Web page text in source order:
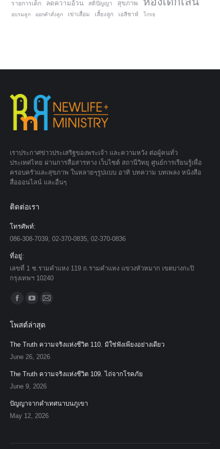
รายการเด็ก ลดความอ้วน สติปัญญา สุขภาพ
อบรมลูก ออกคำสั่งลูก เข่าเสื่อม เลี้ยงลูก เอลีชาห์ โกรธ
เราประกาศข่าวประเสริฐของพระเจ้า และความหวัง ต่อผู้คนทั่ว
ประเทศไทย ผ่านการสื่อสารทาง เว็บไซต์ สถานีวิทยุ ศูนย์การเรียนรู้เพื่อ
ครอบครัวและสุขภาพ ในหลายๆรูปแบบ อาทิ บทความ บทเพลง หนังสือ
สื่อออนไลน์ และอื่นๆ
ติดต่อเรา
โทรศัพท์:
086-308-7039, 02-370-0835, 02-370-0836
ที่อยู่:
เลขที่ 1 ซ.รามคำแหง 119 ถ.รามคำแหง แขวงหัวหมาก เขตบางกะปิ
กรุงเทพฯ 10240
Find us on:
opens
in
new
opens
in
new
in
new
โพสต์ล่าสุด
The Truth ความจริงแห่งชีวิต 110. มิใช่ฟังเพียงอย่างเดียว
June 26, 2026
The Truth ความจริงแห่งชีวิต 109. ไถ่จากโรคภัย
June 9, 2026
ปัญญาจากคำเทศนาบนภูเขา
May 12, 2026